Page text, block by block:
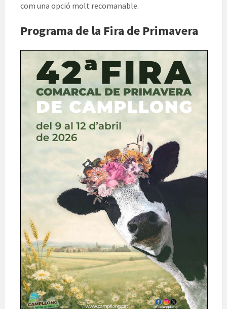
com una opció molt recomanable.
Programa de la Fira de Primavera